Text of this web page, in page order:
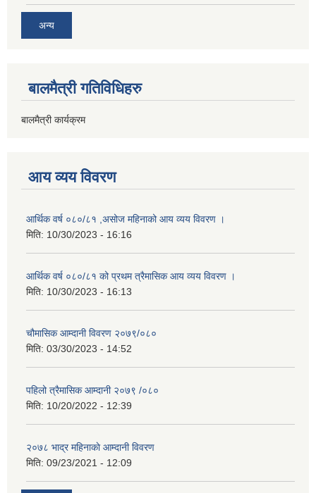
अन्य
बालमैत्री गतिविधिहरु
बालमैत्री कार्यक्रम
आय व्यय विवरण
आर्थिक वर्ष ०८०/८१ ,असोज महिनाको आय व्यय विवरण ।
मिति: 10/30/2023 - 16:16
आर्थिक वर्ष ०८०/८१ को प्रथम त्रैमासिक आय व्यय विवरण ।
मिति: 10/30/2023 - 16:13
चौमासिक आम्दानी विवरण २०७९/०८०
मिति: 03/30/2023 - 14:52
पहिलो त्रैमासिक आम्दानी २०७९ /०८०
मिति: 10/20/2022 - 12:39
२०७८ भाद्र महिनाकाे आम्दानी विवरण
मिति: 09/23/2021 - 12:09